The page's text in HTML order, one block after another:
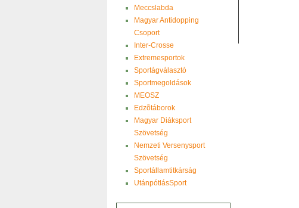
Meccslabda
Magyar Antidopping
Csoport
Inter-Crosse
Extremesportok
Sportágválasztó
Sportmegoldások
MEOSZ
Edzõtáborok
Magyar Diáksport
Szövetség
Nemzeti Versenysport
Szövetség
Sportállamtitkárság
UtánpótlásSport